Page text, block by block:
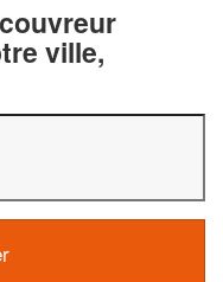
ville,